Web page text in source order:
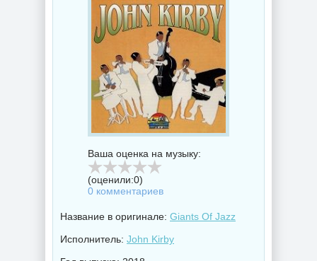
Ваша оценка на музыку:
(оценили:0)
0 комментариев
Название в оригинале: Giants Of Jazz
Исполнитель: John Kirby